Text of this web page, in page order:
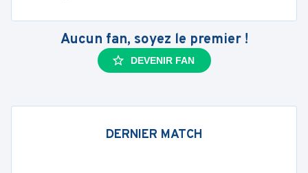
Aucun fan, soyez le premier !
DEVENIR FAN
DERNIER MATCH